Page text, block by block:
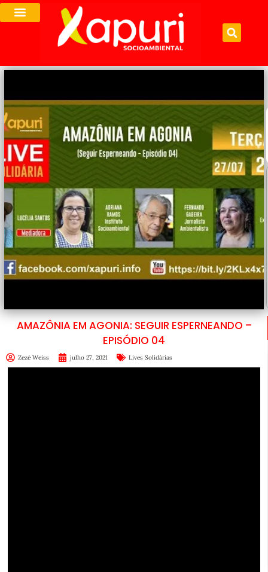
AMAZÔNIA EM AGONIA: SEGUIR ESPERNEANDO –
EPISÓDIO 04
Zezé Weiss julho 27, 2021 Lives Solidárias